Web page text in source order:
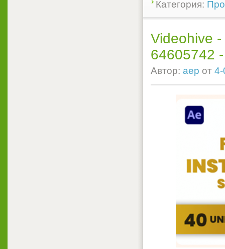
Категория:
Videohive
64605742
Автор: aep от 4-